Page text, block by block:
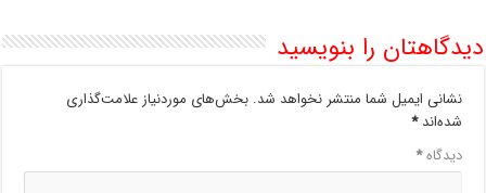
دیدگاهتان را بنویسید
نشانی ایمیل شما منتشر نخواهد شد. بخش‌های موردنیاز علامت‌گذاری
شده‌اند*
دیدگاه*